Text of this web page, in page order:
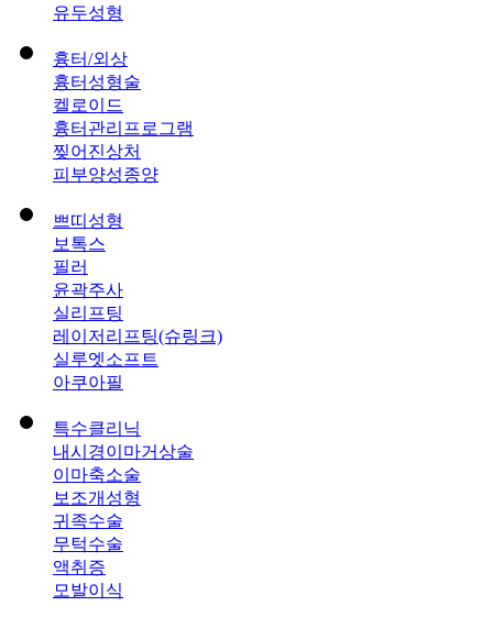
유두성형
흉터/외상
흉터성형술
켈로이드
흉터관리프로그램
찢어진상처
피부양성종양
쁘띠성형
보톡스
필러
윤곽주사
실리프팅
레이저리프팅(슈링크)
실루엣소프트
아쿠아필
특수클리닉
내시경이마거상술
이마축소술
보조개성형
귀족수술
무턱수술
액취증
모발이식